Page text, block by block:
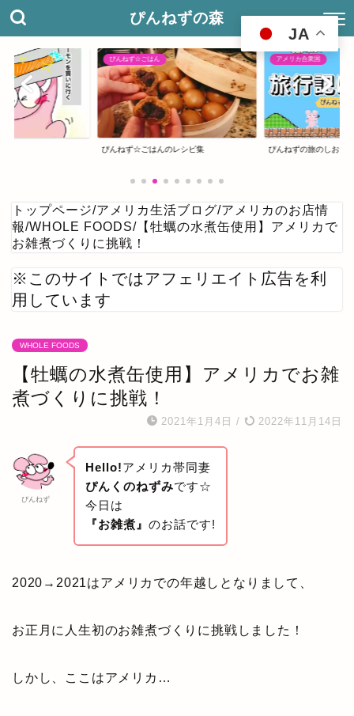
ぴんねずの森
ぴんねず☆ごはん
ぴんねず☆ごはんのレシピ集
アメリカ合衆国
ぴんねずの旅のしおり
トップページ/アメリカ生活ブログ/アメリカのお店情
報/WHOLE FOODS/ 【牡蠣の水煮缶使用】アメリカで
お雑煮づくりに挑戦！
※このサイトではアフェリエイト広告を利
用しています
WHOLE FOODS
【牡蠣の水煮缶使用】アメリカでお雑
煮づくりに挑戦！
2021年1月4日 / 2022年11月14日
ぴんねず
Hello!アメリカ帯同妻
ぴんくのねずみです☆
今日は
『お雑煮』 のお話です!
2020→2021はアメリカでの年越しとなりまして、
お正月に人生初のお雑煮づくりに挑戦しました！
しかし、ここはアメリカ…
JA